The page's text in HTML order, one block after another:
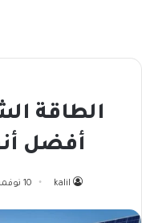
الطاقة
أفضل
kalil 10 نوفمبر، 2024